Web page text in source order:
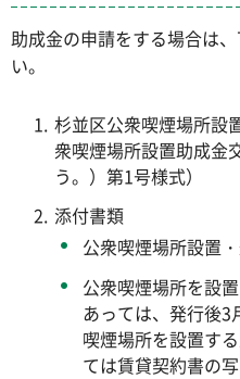
助成金の申請をする場合は
い。
杉並区公衆喫煙場所設
衆喫煙場所設置助成金
う。）第1号様式）
添付書類
公衆喫煙場所設置
公衆喫煙場所を設
あっては、発行後3
喫煙場所を設置す
ては賃貸契約書の